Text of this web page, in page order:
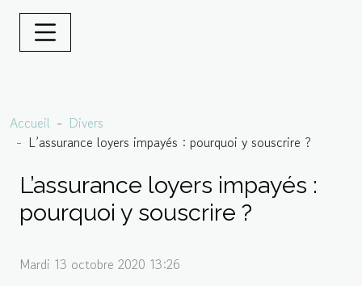
Accueil
Divers
L’assurance loyers impayés : pourquoi y souscrire ?
L’assurance loyers impayés :
pourquoi y souscrire ?
Mardi 13 octobre 2020 13:26